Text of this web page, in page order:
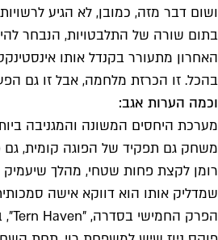
ושום דבר מזה, כמובן, לא הגיע
בתום שורה של התלבטויות, הנבחר
האחרון מתעורר בקנדל אותו
בהכל. זו הכרזת מלחמה, אבל זו גם
וכמה הערות אגב:
משחק גם תפקיד של הפוגה קומית, גם
רומן לקצת פחות שטחי, מהלך שיעמיק
שמדליק אותו הוא דווקא אישה